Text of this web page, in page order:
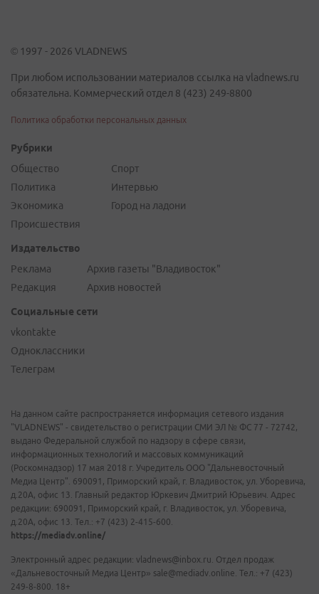
© 1997 - 2026 VLADNEWS
При любом использовании материалов ссылка на vladnews.ru
обязательна. Коммерческий отдел 8 (423) 249-8800
Политика обработки персональных данных
Рубрики
Общество
Политика
Экономика
Происшествия
Спорт
Интервью
Город на ладони
Издательство
Реклама
Редакция
Архив газеты "Владивосток"
Архив новостей
Социальные сети
vkontakte
Одноклассники
Телеграм
На данном сайте распространяется информация сетевого издания
"VLADNEWS" - свидетельство о регистрации СМИ ЭЛ № ФС 77 - 72742,
выдано Федеральной службой по надзору в сфере связи,
информационных технологий и массовых коммуникаций
(Роскомнадзор) 17 мая 2018 г. Учредитель ООО "Дальневосточный
Медиа Центр". 690091, Приморский край, г. Владивосток, ул. Уборевича,
д.20А, офис 13. Главный редактор Юркевич Дмитрий Юрьевич. Адрес
редакции: 690091, Приморский край, г. Владивосток, ул. Уборевича,
д.20А, офис 13. Тел.: +7 (423) 2-415-600.
https://mediadv.online/
Электронный адрес редакции: vladnews@inbox.ru. Отдел продаж
«Дальневосточный Медиа Центр» sale@mediadv.online. Тел.: +7 (423)
249-8-800. 18+